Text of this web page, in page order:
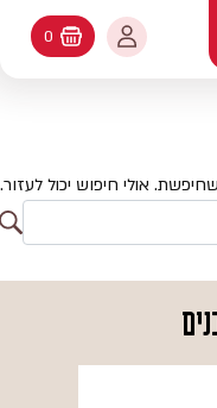
החשבון שלי
עגלת קניות
0
אולי חיפוש יכול לעזור.